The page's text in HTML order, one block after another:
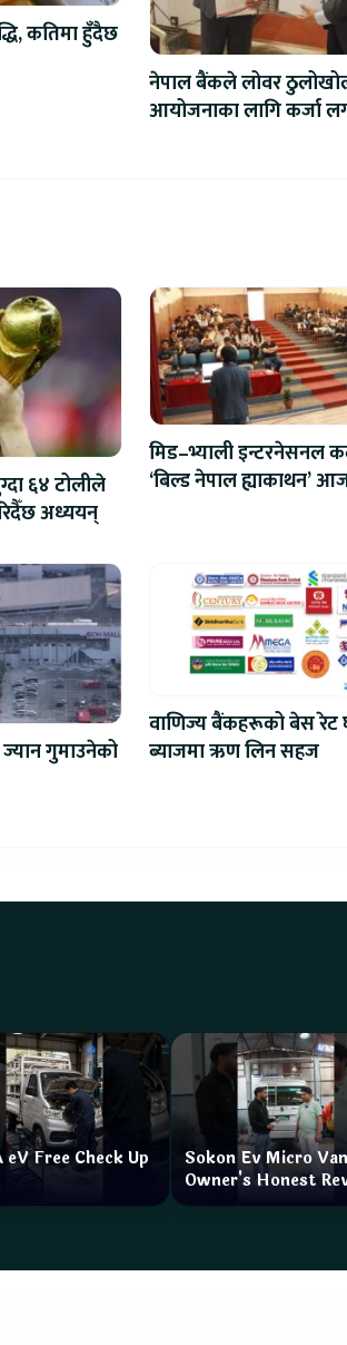
कतिमा हुँदैछ
नेपाल बैंकले लोवर
आयोजनाका लागि कर्जा
६४ टोलीले
अध्ययन्
मिड–भ्याली इन्टरनेसनल
‘बिल्ड नेपाल ह्याकाथन’
गुमाउनेको
वाणिज्य बैंकहरूको बेस रेट
ब्याजमा ऋण लिन सहज
eV Free Check Up
Sokon Ev Micro Van
Owner's Honest
How is the service?